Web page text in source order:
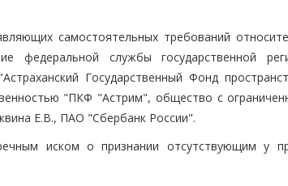
самостоятельных требований
федеральной службы государственной
Государственный Фонд
"ПКФ "Астрим", общество с
Е.В., ПАО "Сбербанк России".
иском о признании отсутствующим у